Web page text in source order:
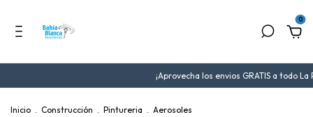
0
¡Aprovecha los envios GRATIS a todo
Inicio . Construcción . Pintureria . Aerosoles